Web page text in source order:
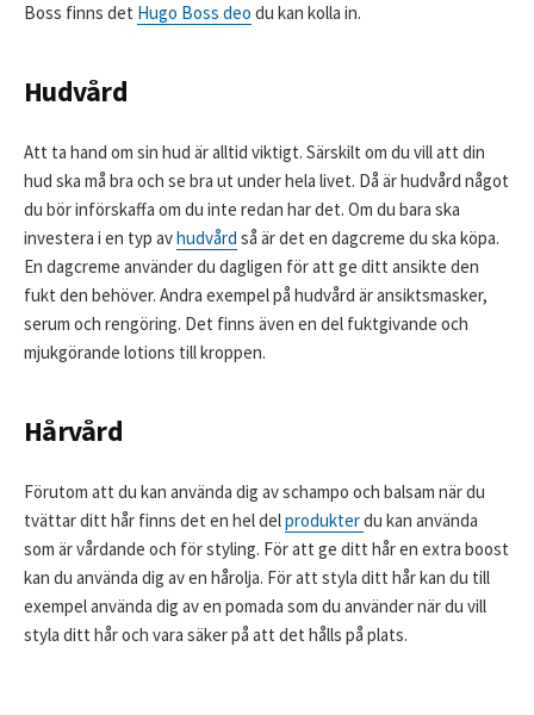
Boss finns det Hugo Boss deo du kan kolla in.
Hudvård
Att ta hand om sin hud är alltid viktigt. Särskilt om du vill att din
hud ska må bra och se bra ut under hela livet. Då är hudvård något
du bör införskaffa om du inte redan har det. Om du bara ska
investera i en typ avhudvård så är det en dagcreme du ska köpa.
En dagcreme använder du dagligen för att ge ditt ansikte den
fukt den behöver. Andra exempel på hudvård är ansiktsmasker,
serum och rengöring. Det finns även en del fuktgivande och
mjukgörande lotions till kroppen.
Hårvård
Förutom att du kan använda dig av schampo och balsam när du
tvättar ditt hår finns det en hel delprodukterdu kan använda
som är vårdande och för styling. För att ge ditt hår en extra boost
kan du använda dig av en hårolja. För att styla ditt hår kan du till
exempel använda dig av en pomada som du använder när du vill
styla ditt hår och vara säker på att det hålls på plats.